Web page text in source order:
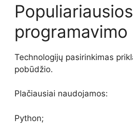
Populiariausios
Technologijų pasirinkimas
pobūdžio.
Plačiausiai naudojamos:
Python;